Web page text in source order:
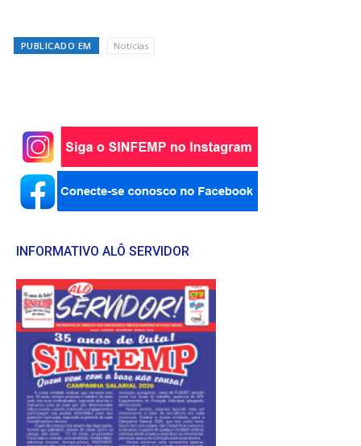
PUBLICADO EM Notícias
INFORMATIVO ALÔ SERVIDOR